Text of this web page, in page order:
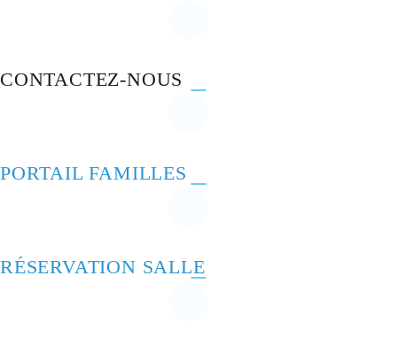
CONTACTEZ-NOUS
PORTAIL FAMILLES
RÉSERVATION SALLE